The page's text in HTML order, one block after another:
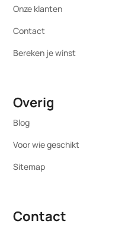
Onze klanten
Contact
Bereken je winst
Overig
Blog
Voor wie geschikt
Sitemap
Contact